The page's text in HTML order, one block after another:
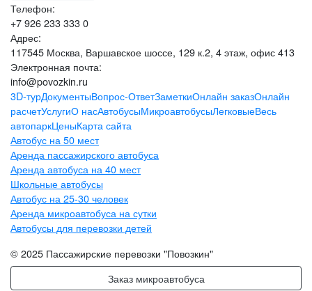
Телефон:
+7 926233 333 0
Адрес:
117545 Москва, Варшавское шоссе, 129 к.2, 4 этаж, офис 413
Электронная почта:
info@povozkin.ru
3D-турДокументыВопрос-ОтветЗаметкиОнлайн заказОнлайн
расчетУслугиО насАвтобусыМикроавтобусыЛегковыеВесь
автопаркЦеныКарта сайта
Автобус на 50 мест
Аренда пассажирского автобуса
Аренда автобуса на 40 мест
Школьные автобусы
Автобус на 25-30 человек
Аренда микроавтобуса на сутки
Автобусы для перевозки детей
© 2025 Пассажирские перевозки "Повозкин"
Заказ микроавтобуса